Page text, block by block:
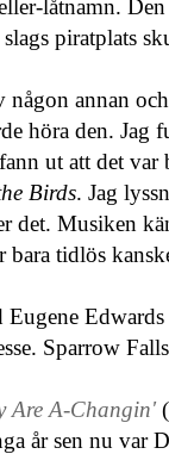
låtnamn.
piratplats
annan
höra den.
ut att det
Birds. Jag
det. Musiken
bara tidlös
Sparrow
Are A-Changin'
år sen nu var